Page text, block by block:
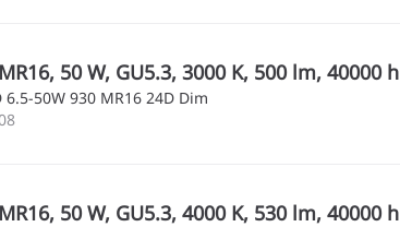
50 W, GU5.3, 3000 K, 500 lm, 40000 h
6.5-50W 930 MR16 24D Dim
50 W, GU5.3, 4000 K, 530 lm, 40000 h